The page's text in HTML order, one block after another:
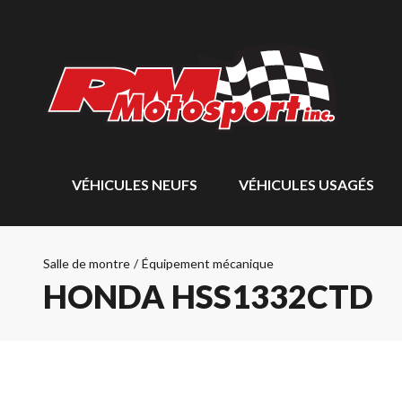
VÉHICULES NEUFS VÉHICULES USAGÉS
Salle de montre / Équipement mécanique
HONDA HSS1332CTD